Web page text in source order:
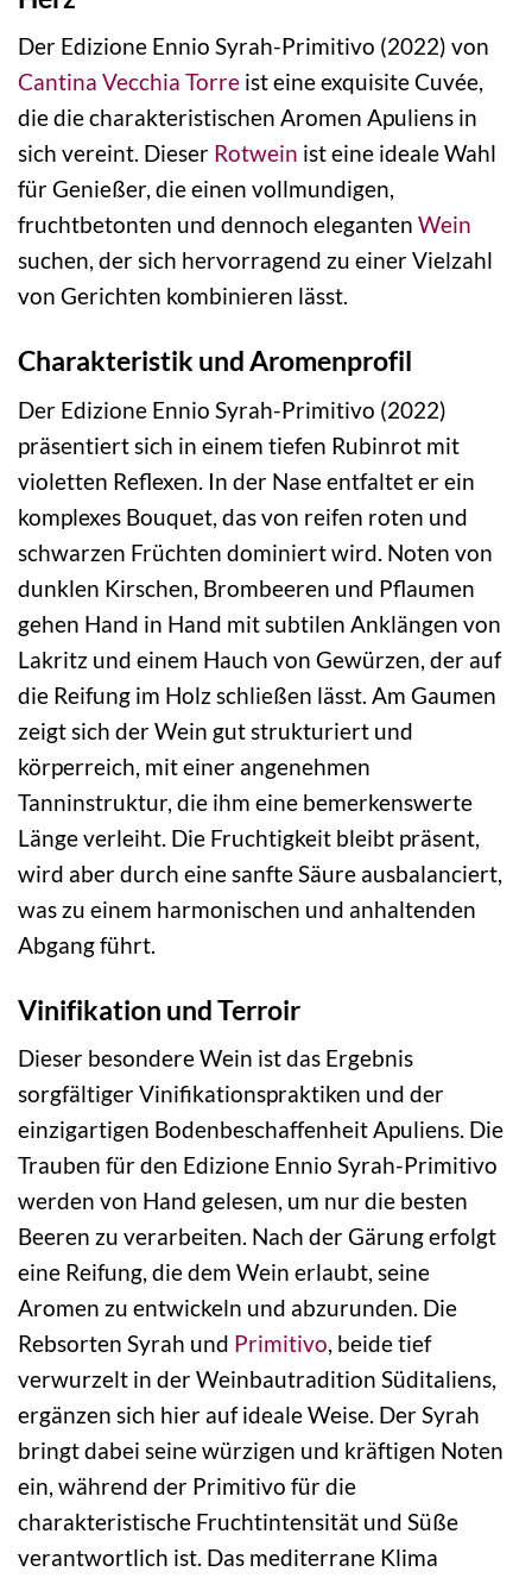
Der Edizione Ennio Syrah-Primitivo (2022) von
Cantina Vecchia Torre ist eine exquisite Cuvée,
die die charakteristischen Aromen Apuliens in
sich vereint. Dieser Rotwein ist eine ideale Wahl
für Genießer, die einen vollmundigen,
fruchtbetonten und dennoch eleganten Wein
suchen, der sich hervorragend zu einer Vielzahl
von Gerichten kombinieren lässt.
Charakteristik und Aromenprofil
Der Edizione Ennio Syrah-Primitivo (2022)
präsentiert sich in einem tiefen Rubinrot mit
violetten Reflexen. In der Nase entfaltet er ein
komplexes Bouquet, das von reifen roten und
schwarzen Früchten dominiert wird. Noten von
dunklen Kirschen, Brombeeren und Pflaumen
gehen Hand in Hand mit subtilen Anklängen von
Lakritz und einem Hauch von Gewürzen, der auf
die Reifung im Holz schließen lässt. Am Gaumen
zeigt sich der Wein gut strukturiert und
körperreich, mit einer angenehmen
Tanninstruktur, die ihm eine bemerkenswerte
Länge verleiht. Die Fruchtigkeit bleibt präsent,
wird aber durch eine sanfte Säure ausbalanciert,
was zu einem harmonischen und anhaltenden
Abgang führt.
Vinifikation und Terroir
Dieser besondere Wein ist das Ergebnis
sorgfältiger Vinifikationspraktiken und der
einzigartigen Bodenbeschaffenheit Apuliens. Die
Trauben für den Edizione Ennio Syrah-Primitivo
werden von Hand gelesen, um nur die besten
Beeren zu verarbeiten. Nach der Gärung erfolgt
eine Reifung, die dem Wein erlaubt, seine
Aromen zu entwickeln und abzurunden. Die
Rebsorten Syrah und Primitivo, beide tief
verwurzelt in der Weinbautradition Süditaliens,
ergänzen sich hier auf ideale Weise. Der Syrah
bringt dabei seine würzigen und kräftigen Noten
ein, während der Primitivo für die
charakteristische Fruchtintensität und Süße
verantwortlich ist. Das mediterrane Klima